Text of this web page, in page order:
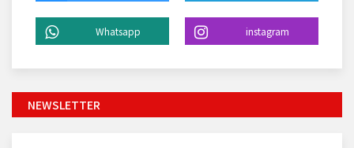
Whatsapp instagram
NEWSLETTER